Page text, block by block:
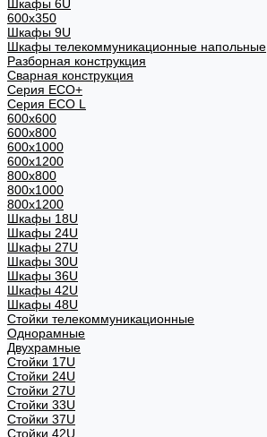
Шкафы 6U
600x350
Шкафы 9U
Шкафы телекоммуникационные напольные
Разборная конструкция
Сварная конструкция
Серия ECO+
Серия ECO L
600x600
600x800
600х1000
600х1200
800x800
800х1000
800х1200
Шкафы 18U
Шкафы 24U
Шкафы 27U
Шкафы 30U
Шкафы 36U
Шкафы 42U
Шкафы 48U
Стойки телекоммуникационные
Однорамные
Двухрамные
Стойки 17U
Стойки 24U
Стойки 27U
Стойки 33U
Стойки 37U
Стойки 42U